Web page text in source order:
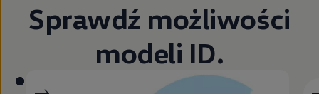
Sprawdź możliwości
modeli ID.